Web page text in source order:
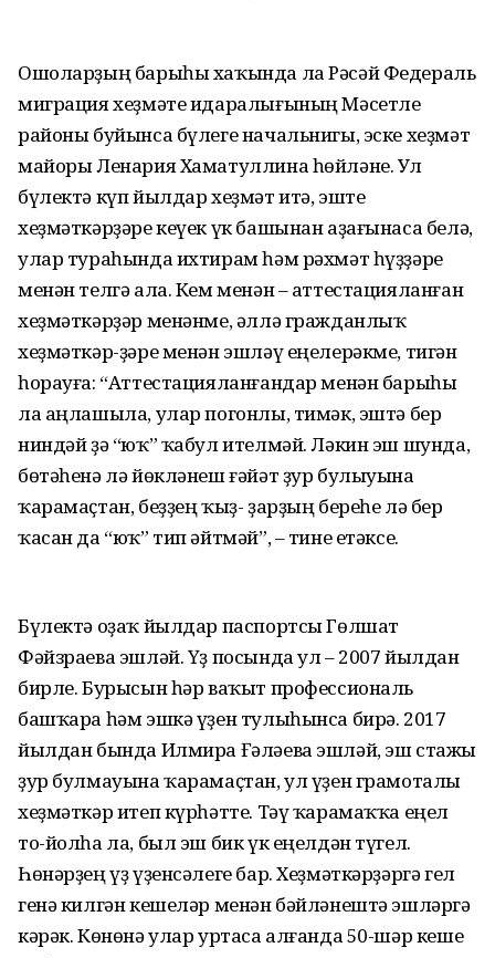
Ошоларҙың барыһы хаҡында ла Рәсәй Федераль
миграция хеҙмәте идаралығының Мәсетле
районы буйынса бүлеге начальнигы, эске хеҙмәт
майоры Ленария Хаматуллина һөйләне. Ул
бүлектә күп йылдар хеҙмәт итә, эште
хеҙмәткәрҙәре кеүек үк башынан аҙағынаса белә,
улар тураһында ихтирам һәм рәхмәт һүҙҙәре
менән телгә ала. Кем менән – аттестацияланған
хеҙмәткәрҙәр менәнме, әллә гражданлыҡ
хеҙмәткәр-ҙәре менән эшләү еңелерәкме, тигән
һорауға: “Аттестацияланғандар менән барыһы
ла аңлашыла, улар погонлы, тимәк, эштә бер
ниндәй ҙә “юҡ” ҡабул ителмәй. Ләкин эш шунда,
бөтәһенә лә йөкләнеш ғәйәт ҙур булыуына
ҡарамаҫтан, беҙҙең ҡыҙ- ҙарҙың береһе лә бер
ҡасан да “юҡ” тип әйтмәй”, – тине етәксе.
Бүлектә оҙаҡ йылдар паспортсы Гөлшат
Фәйзраева эшләй. Үҙ посында ул – 2007 йылдан
бирле. Бурысын һәр ваҡыт профессиональ
башҡара һәм эшкә үҙен тулыһынса бирә. 2017
йылдан бында Илмира Ғәләева эшләй, эш стажы
ҙур булмауына ҡарамаҫтан, ул үҙен грамоталы
хеҙмәткәр итеп күрһәтте. Тәү ҡарамаҡҡа еңел
то-йолһа ла, был эш бик үк еңелдән түгел.
Һөнәрҙең үҙ үҙенсәлеге бар. Хеҙмәткәрҙәргә гел
генә килгән кешеләр менән бәйләнештә эшләргә
кәрәк. Көнөнә улар уртаса алғанда 50-шәр кеше